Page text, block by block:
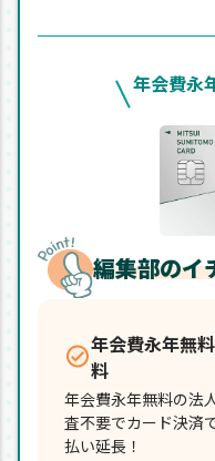
年会費永
編集部のイ
年会費永年無
料
年会費永年無料の法
査不要でカード決済
払い延長！